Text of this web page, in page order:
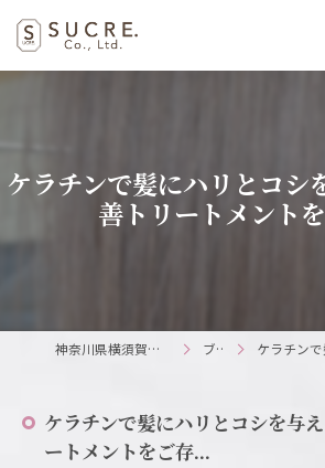
ケラチンで髪にハリとコシ
善トリートメント
神奈川県横須賀の美容室ならSUCRE. ブログ ケラチンで髪にハリと
ケラチンで髪にハリとコシを与
ートメントをご存...